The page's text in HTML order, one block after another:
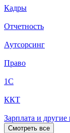
Кадры
Отчетность
Аутсорсинг
Право
1С
ККТ
Зарплата и
Смотреть все